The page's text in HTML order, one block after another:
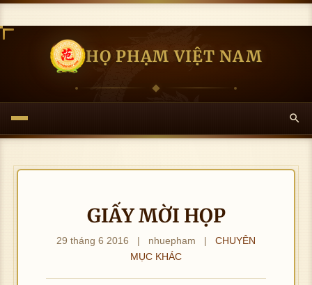
HỌ PHẠM VIỆT NAM
GIẤY MỜI HỌP
29 tháng 6 2016 | nhuepham |
CHUYÊN
MỤC KHÁC